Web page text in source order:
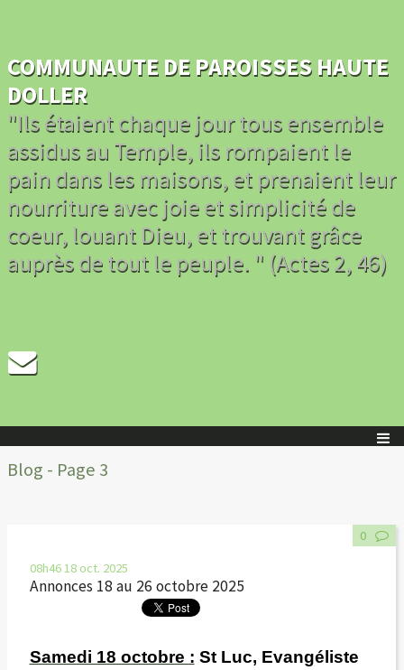
COMMUNAUTE DE PAROISSES HAUTE
DOLLER
"Ils étaient chaque jour tous ensemble
assidus au Temple, ils rompaient le
pain dans les maisons, et prenaient leur
nourriture avec joie et simplicité de
coeur, louant Dieu, et trouvant grâce
auprès de tout le peuple. " (Actes 2, 46)
Blog - Page 3
08h46 18 oct. 2025
Annonces 18 au 26 octobre 2025
Samedi 18 octobre : St Luc, Evangéliste
0